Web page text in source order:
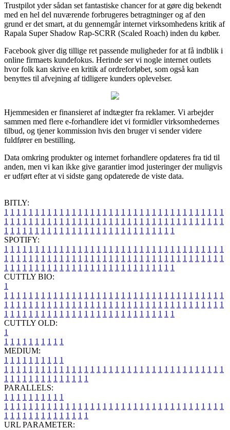
Trustpilot yder sådan set fantastiske chancer for at gøre dig bekendt
med en hel del nuværende forbrugeres betragtninger og af den
grund er det smart, at du gennemgår internet virksomhedens kritik af
Rapala Super Shadow Rap-SCRR (Scaled Roach) inden du køber.
Facebook giver dig tillige ret passende muligheder for at få indblik i
online firmaets kundefokus. Herinde ser vi nogle internet outlets
hvor folk kan skrive en kritik af ordreforløbet, som også kan
benyttes til afvejning af tidligere kunders oplevelser.
Hjemmesiden er finansieret af indtægter fra reklamer. Vi arbejder
sammen med flere e-forhandlere idet vi formidler virksomhedernes
tilbud, og tjener kommission hvis den bruger vi sender videre
fuldfører en bestilling.
Data omkring produkter og internet forhandlere opdateres fra tid til
anden, men vi kan ikke give garantier imod justeringer der muligvis
er udført efter at vi sidste gang opdaterede de viste data.
BITLY:
1 1 1 1 1 1 1 1 1 1 1 1 1 1 1 1 1 1 1 1 1 1 1 1 1 1 1 1 1 1 1 1 1 1 1 1
1 1 1 1 1 1 1 1 1 1 1 1 1 1 1 1 1 1 1 1 1 1 1 1 1 1 1 1 1 1 1 1 1 1 1 1
1 1 1 1 1 1 1 1 1 1 1 1 1 1 1 1 1 1 1 1 1 1 1 1 1 1 1 1
SPOTIFY:
1 1 1 1 1 1 1 1 1 1 1 1 1 1 1 1 1 1 1 1 1 1 1 1 1 1 1 1 1 1 1 1 1 1 1 1
1 1 1 1 1 1 1 1 1 1 1 1 1 1 1 1 1 1 1 1 1 1 1 1 1 1 1 1 1 1 1 1 1 1 1 1
1 1 1 1 1 1 1 1 1 1 1 1 1 1 1 1 1 1 1 1 1 1 1 1 1 1 1 1
CUTTLY BIO:
1
1 1 1 1 1 1 1 1 1 1 1 1 1 1 1 1 1 1 1 1 1 1 1 1 1 1 1 1 1 1 1 1 1 1 1 1
1 1 1 1 1 1 1 1 1 1 1 1 1 1 1 1 1 1 1 1 1 1 1 1 1 1 1 1 1 1 1 1 1 1 1 1
1 1 1 1 1 1 1 1 1 1 1 1 1 1 1 1 1 1 1 1 1 1 1 1 1 1 1 1
CUTTLY OLD:
1
1 1 1 1 1 1 1 1 1 1
MEDIUM:
1 1 1 1 1 1 1 1 1 1
1 1 1 1 1 1 1 1 1 1 1 1 1 1 1 1 1 1 1 1 1 1 1 1 1 1 1 1 1 1 1 1 1 1 1 1
1 1 1 1 1 1 1 1 1 1 1 1 1 1
PARALLELS:
1 1 1 1 1 1 1 1 1 1
1 1 1 1 1 1 1 1 1 1 1 1 1 1 1 1 1 1 1 1 1 1 1 1 1 1 1 1 1 1 1 1 1 1 1 1
1 1 1 1 1 1 1 1 1 1 1 1 1 1
URL PARAMETER: